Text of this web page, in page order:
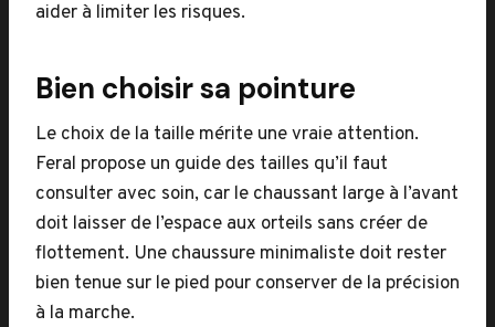
aider à limiter les risques.
Bien choisir sa pointure
Le choix de la taille mérite une vraie attention.
Feral propose un guide des tailles qu’il faut
consulter avec soin, car le chaussant large à l’avant
doit laisser de l’espace aux orteils sans créer de
flottement. Une chaussure minimaliste doit rester
bien tenue sur le pied pour conserver de la précision
à la marche.